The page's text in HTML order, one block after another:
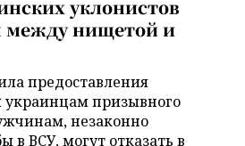
уклонистов
между нищетой и
предоставления
призывного
незаконно
ВСУ, могут отказать в